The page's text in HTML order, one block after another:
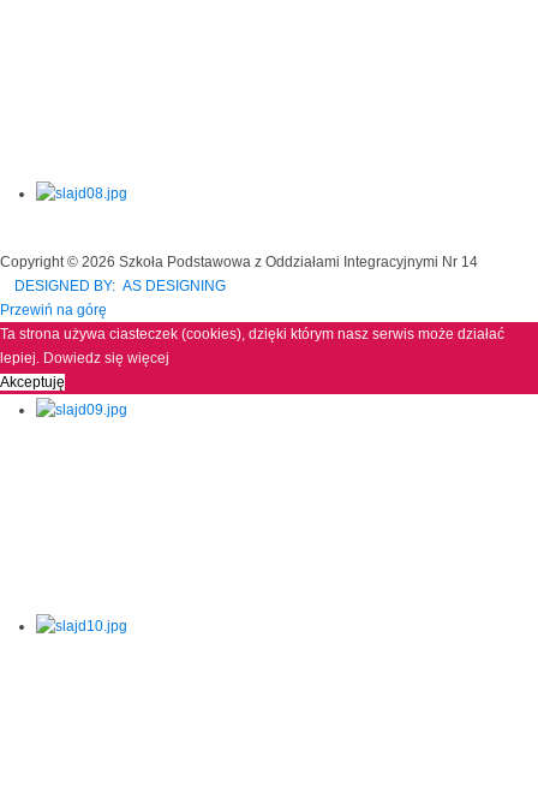
Copyright © 2026 Szkoła Podstawowa z Oddziałami Integracyjnymi Nr 14
DESIGNED BY: AS DESIGNING
Przewiń na górę
Ta strona używa ciasteczek (cookies), dzięki którym nasz serwis może działać
lepiej. Dowiedz się więcej
Akceptuję